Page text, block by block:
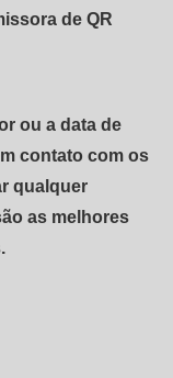
de QR
ou a data de
contato com os
qualquer
as melhores